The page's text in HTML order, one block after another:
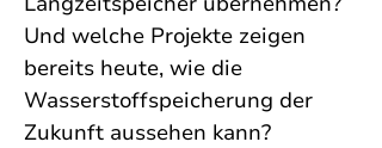
Und welche Projekte zeigen
bereits heute, wie die
Wasserstoffspeicherung der
Zukunft aussehen kann?